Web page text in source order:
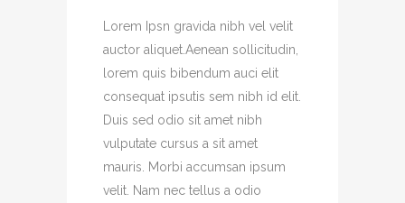
Lorem Ipsn gravida nibh vel velit
auctor aliquet.Aenean sollicitudin,
lorem quis bibendum auci elit
consequat ipsutis sem nibh id elit.
Duis sed odio sit amet nibh
vulputate cursus a sit amet
mauris. Morbi accumsan ipsum
velit. Nam nec tellus a odio